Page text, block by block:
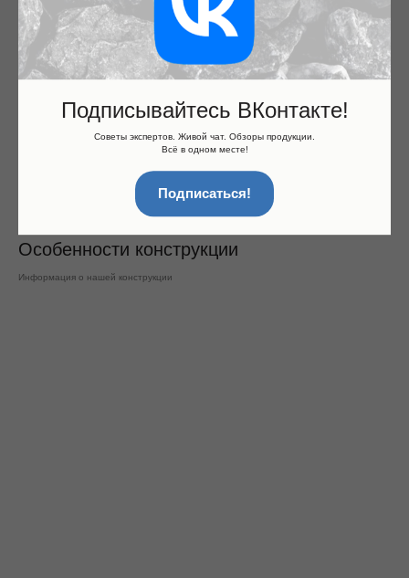
Особенности конструкции
Информация о нашей конструкции
Подписывайтесь ВКонтакте!
Советы экспертов. Живой чат. Обзоры продукции.
Всё в одном месте!
Подписаться!